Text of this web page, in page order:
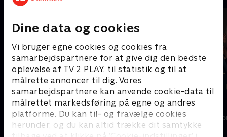
Dine data og cookies
Vi bruger egne cookies og cookies fra
samarbejdspartnere for at give dig den bedste
oplevelse af TV 2 PLAY, til statistik og til at
målrette annoncer til dig. Vores
samarbejdspartnere kan anvende cookie-data til
målrettet markedsføring på egne og andres
platforme. Du kan til- og fravælge cookies
herunder, og du kan altid trække dit samtykke
Vandkant til salg
Livsstil • 7 sæsoner
Insider
Livsstil • 4